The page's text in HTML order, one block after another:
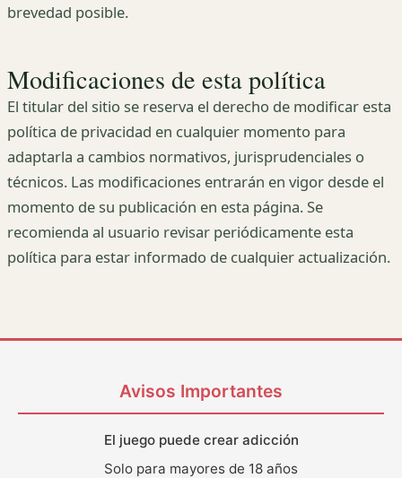
brevedad posible.
Modificaciones de esta política
El titular del sitio se reserva el derecho de modificar esta
política de privacidad en cualquier momento para
adaptarla a cambios normativos, jurisprudenciales o
técnicos. Las modificaciones entrarán en vigor desde el
momento de su publicación en esta página. Se
recomienda al usuario revisar periódicamente esta
política para estar informado de cualquier actualización.
Avisos Importantes
El juego puede crear adicción
Solo para mayores de 18 años